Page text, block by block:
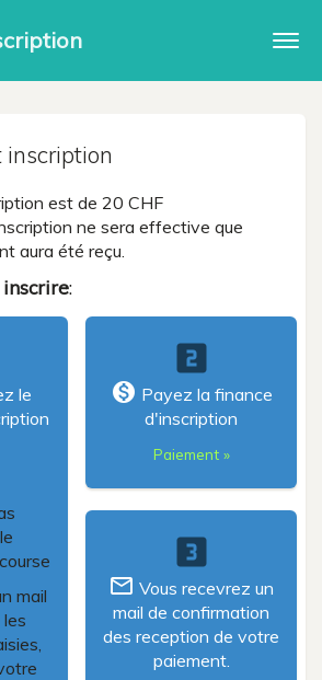
inscription
est de 20 CHF
ne sera effective que
aura été reçu.
:
le
mail
looks_two
monetization_on Payez la finance
d'inscription
Paiement »
looks_3
mail_outline Vous recevrez un
mail de confirmation
des reception de votre
paiement.